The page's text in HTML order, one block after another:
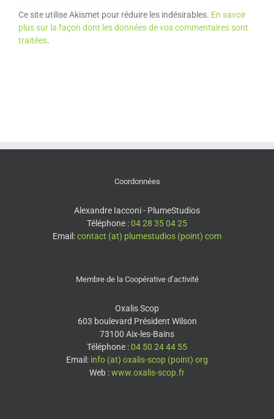
Ce site utilise Akismet pour réduire les indésirables. En savoir
plus sur la façon dont les données de vos commentaires sont
traitées.
Coordonnées
Alexandre Iacconi - PlumeStudios
Téléphone :04 28 35 04 25
Email:contact (at) plumestudios (point) com
Membre de la Coopérative d’activité
Oxalis Scop
603 boulevard Président Wilson
73100 Aix-les-Bains
Téléphone :04 50 24 44 55
Email: info (at) oxalis-scop (point) org
Web :www.oxalis-scop.fr